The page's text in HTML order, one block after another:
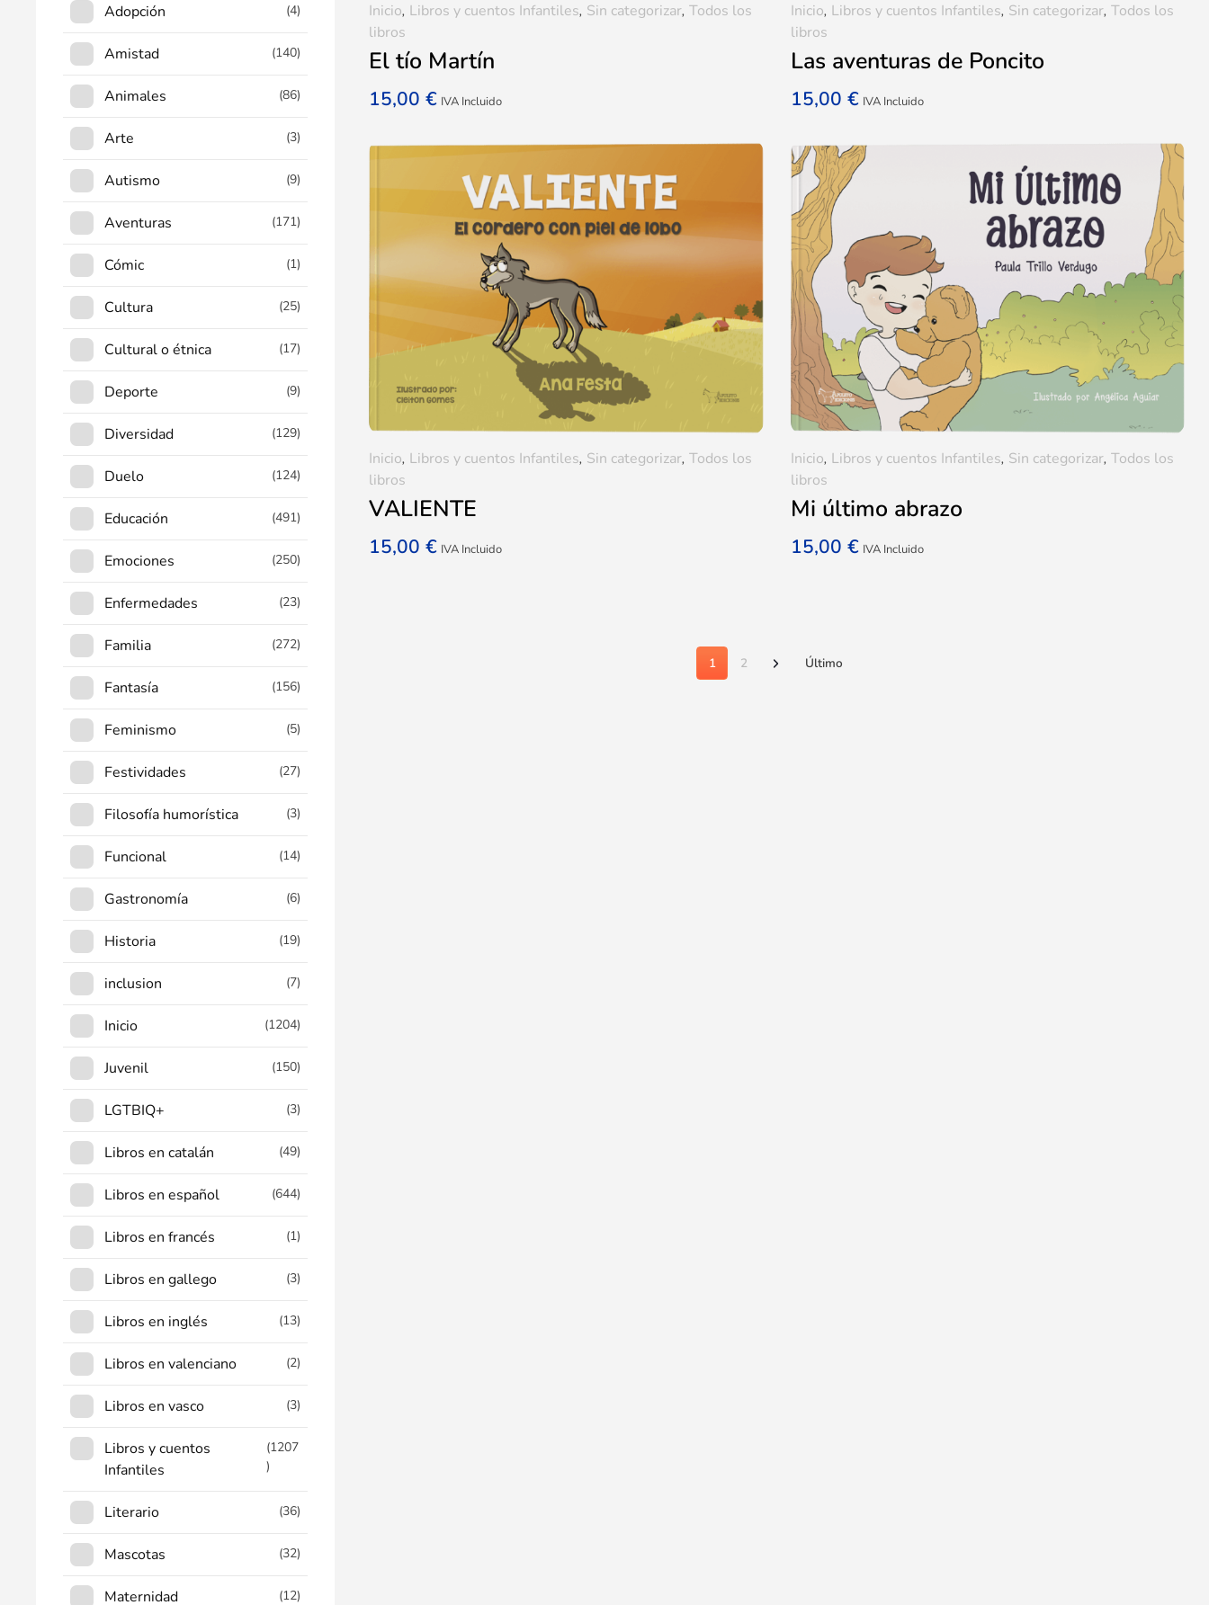
El tío Martín
15,00€ IVA Incluido
Inicio, Libros y cuentos Infantiles, Sin categorizar,Todos los
libros
Las aventuras de Poncito
15,00 € IVA Incluido
Inicio, Libros y cuentos Infantiles, Sin categorizar, Todos los
libros
VALIENTE
15,00€ IVA Incluido
Inicio, Libros y cuentos Infantiles, Sin categorizar,Todos los
libros
Mi último abrazo
15,00 € IVA Incluido
Inicio, Libros y cuentos Infantiles, Sin categorizar, Todos los
libros
1 2 Último
Adopción (4)
Amistad (140)
Animales (86)
Arte (3)
Autismo (9)
Aventuras (171)
Cómic (1)
Cultura (25)
Cultural o étnica (17)
Deporte (9)
Diversidad (129)
Duelo (124)
Educación (491)
Emociones (250)
Enfermedades (23)
Familia (272)
Fantasía (156)
Feminismo (5)
Festividades (27)
Filosofía humorística (3)
Funcional (14)
Gastronomía (6)
Historia (19)
inclusion (7)
Inicio (1204)
Juvenil (150)
LGTBIQ+ (3)
Libros en catalán (49)
Libros en español (644)
Libros en francés (1)
Libros en gallego (3)
Libros en inglés (13)
Libros en valenciano (2)
Libros en vasco (3)
Libros y cuentos
Infantiles
(1207
)
Literario (36)
Mascotas (32)
Maternidad (12)